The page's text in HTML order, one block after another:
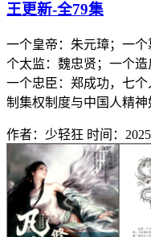
王更新-全79集
一个皇帝：朱元璋；一
个太监：魏忠贤；一个造
一个忠臣：郑成功，七
制集权制度与中国人精神
作者：少轻狂 时间：